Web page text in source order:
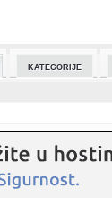
Dubočice u
M3 sa 720 KS na
KATEGORIJE